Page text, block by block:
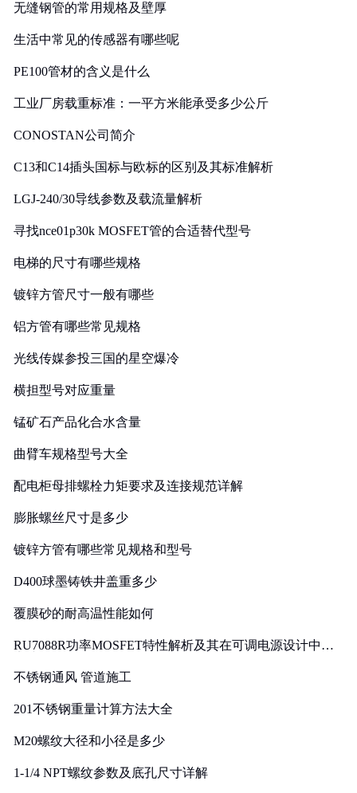
无缝钢管的常用规格及壁厚
生活中常见的传感器有哪些呢
PE100管材的含义是什么
工业厂房载重标准：一平方米能承受多少公斤
CONOSTAN公司简介
C13和C14插头国标与欧标的区别及其标准解析
LGJ-240/30导线参数及载流量解析
寻找nce01p30k MOSFET管的合适替代型号
电梯的尺寸有哪些规格
镀锌方管尺寸一般有哪些
铝方管有哪些常见规格
光线传媒参投三国的星空爆冷
横担型号对应重量
锰矿石产品化合水含量
曲臂车规格型号大全
配电柜母排螺栓力矩要求及连接规范详解
膨胀螺丝尺寸是多少
镀锌方管有哪些常见规格和型号
D400球墨铸铁井盖重多少
覆膜砂的耐高温性能如何
RU7088R功率MOSFET特性解析及其在可调电源设计中的
不锈钢通风 管道施工
201不锈钢重量计算方法大全
M20螺纹大径和小径是多少
1-1/4 NPT螺纹参数及底孔尺寸详解